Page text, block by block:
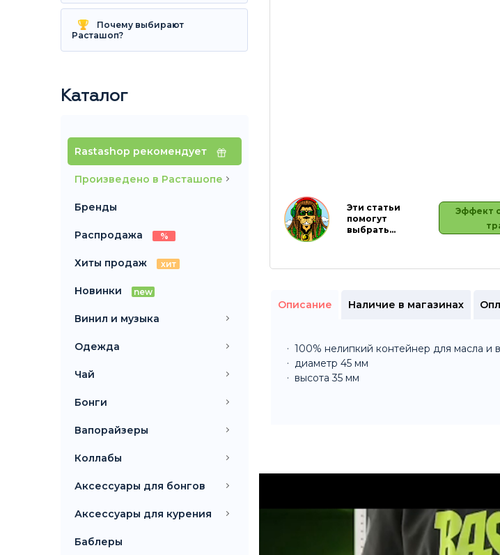
Почему выбирают
Расташоп?
Каталог
Rastashop рекомендует
Произведено в Расташопе
Бренды
Распродажа %
Хиты продаж хит
Новинки new
Винил и музыка
Одежда
Чай
Бонги
Вапорайзеры
Коллабы
Аксессуары для бонгов
Аксессуары для курения
Баблеры
Эти статьи
помогут
выбрать…
Эффект
Описание
100% нелипкий контейнер для масла и
диаметр 45 мм
высота 35 мм
Наличие в магазинах